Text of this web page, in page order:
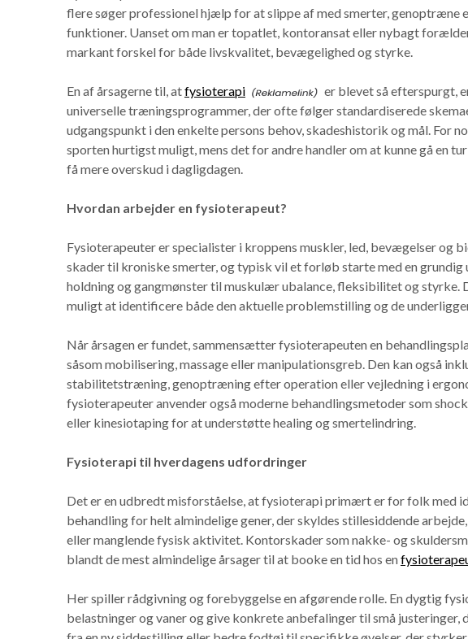
flere søger professionel hjælp for at slippe af med smerter, genoptræne
funktioner. Uanset om man er topatlet, kontoransat eller nybagt
markant forskel for både livskvalitet, bevægelighed og styrke.
En af årsagerne til, atfysioterapi
er blevet så efterspurgt,
universelle træningsprogrammer, der ofte følger standardiserede
udgangspunkt i den enkelte persons behov, skadeshistorik og mål. For
sporten hurtigst muligt, mens det for andre handler om at kunne gå en
få mere overskud i dagligdagen.
Hvordan arbejder en fysioterapeut?
Fysioterapeuter er specialister i kroppens muskler, led, bevægelser og
skader til kroniske smerter, og typisk vil et forløb starte med en grundig
holdning og gangmønster til muskulær ubalance, fleksibilitet og styrke.
muligt at identificere både den aktuelle problemstilling og de
Når årsagen er fundet, sammensætter fysioterapeuten en
såsom mobilisering, massage eller manipulationsgreb. Den kan også
stabilitetstræning, genoptræning efter operation eller vejledning i
fysioterapeuter anvender også moderne behandlingsmetoder som
eller kinesiotaping for at understøtte healing og smertelindring.
Fysioterapi til hverdagens udfordringer
Det er en udbredt misforståelse, at fysioterapi primært er for folk med
behandling for helt almindelige gener, der skyldes stillesiddende
eller manglende fysisk aktivitet. Kontorskader som nakke- og
blandt de mest almindelige årsager til at booke en tid hos en
Her spiller rådgivning og forebyggelse en afgørende rolle. En dygtig
belastninger og vaner og give konkrete anbefalinger til små